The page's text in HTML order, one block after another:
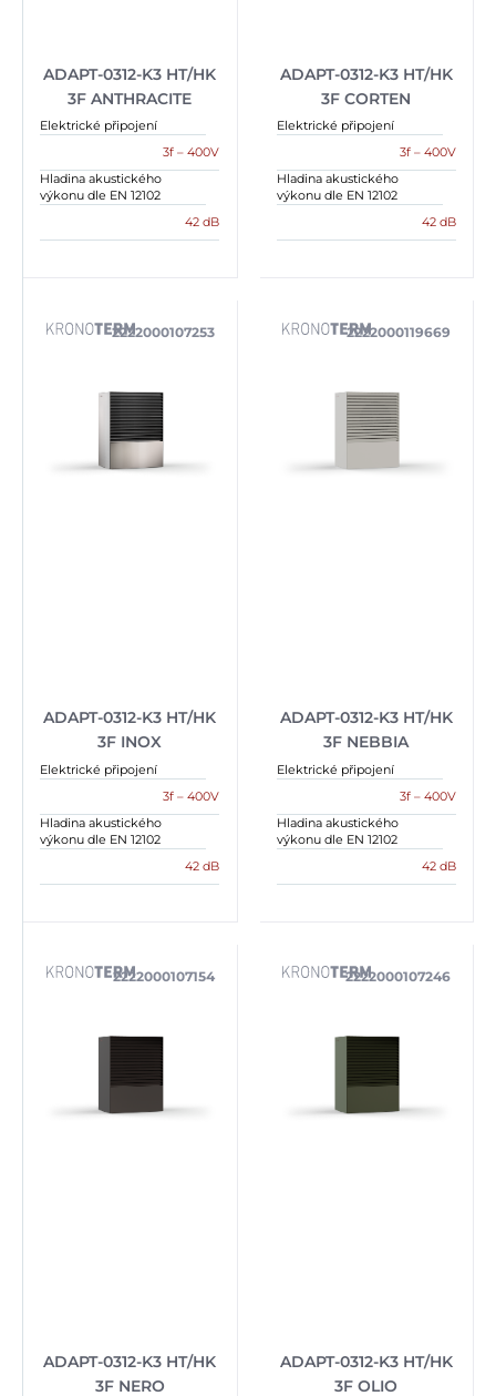
ADAPT-0312-K3 HT/HK
3F ANTHRACITE
Elektrické připojení
3f – 400V
Hladina akustického
výkonu dle EN 12102
42 dB
ADAPT-0312-K3 HT/HK
3F CORTEN
Elektrické připojení
3f – 400V
Hladina akustického
výkonu dle EN 12102
42 dB
ADAPT-0312-K3 HT/HK
3F INOX
2222000107253
Elektrické připojení
3f – 400V
Hladina akustického
výkonu dle EN 12102
42 dB
ADAPT-0312-K3 HT/HK
3F NEBBIA
2222000119669
Elektrické připojení
3f – 400V
Hladina akustického
výkonu dle EN 12102
42 dB
ADAPT-0312-K3 HT/HK
3F NERO
2222000107154
ADAPT-0312-K3 HT/HK
3F OLIO
2222000107246